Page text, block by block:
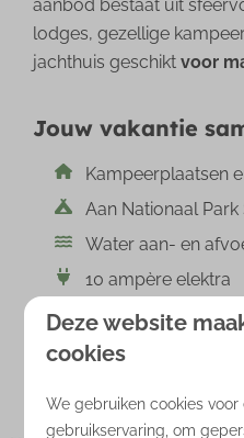
aanbod bestaat uit
lodges, gezellige
jachthuis geschiktvoor
Jouw vakantie
Kampeerplaatsen
Aan Nationaal
Water aan- en
10 ampère elektra
Optioneel met
Voor maximaal 8
Deze website
cookies
We gebruiken cookies
gebruikservaring, om